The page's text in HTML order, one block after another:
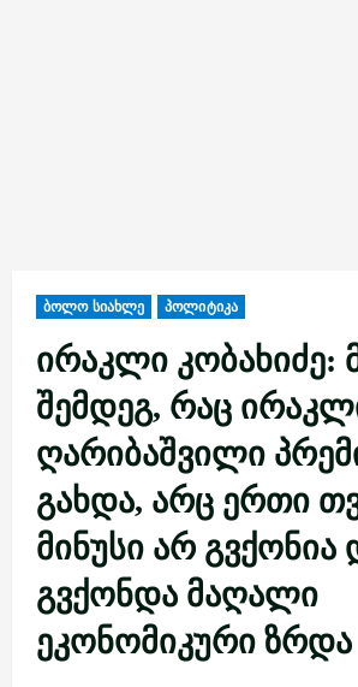
ბოლო სიახლე პოლიტიკა
ირაკლი კობახიძე:
შემდეგ, რაც
ღარიბაშვილი
გახდა, არც ერთი
მინუსი არ გვქონია
გვქონდა მაღალი
ეკონომიკური ზრდა